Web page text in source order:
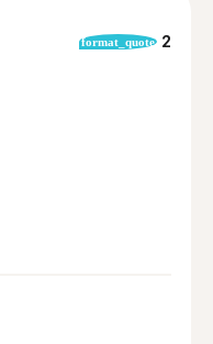
format_quote 2